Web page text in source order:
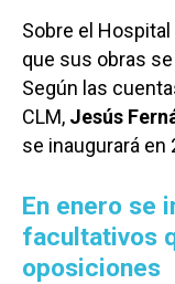
Sobre el
que sus obras
Según las
CLM, Jesús
se inaugurará en
En enero se
facultativos
oposiciones